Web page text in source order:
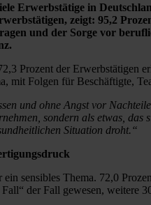
Erwerbstätige in
zeigt: 95,2
und der Sorge vor
Prozent der
mit Folgen für Beschäftigte,
und ohne Angst vor
sondern als etwas,
Situation droht.“
sensibles Thema. 72,0
der Fall gewesen, weitere